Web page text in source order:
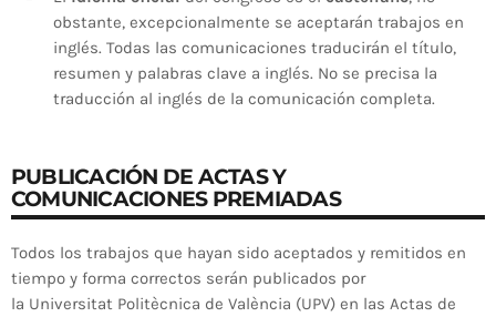
obstante, excepcionalmente se aceptarán trabajos en
inglés. Todas las comunicaciones traducirán el título,
resumen y palabras clave a inglés. No se precisa la
traducción al inglés de la comunicación completa.
PUBLICACIÓN DE ACTAS Y
COMUNICACIONES PREMIADAS
Todos los trabajos que hayan sido aceptados y remitidos en
tiempo y forma correctos serán publicados por
la Universitat Politècnica de València (UPV) en las Actas de